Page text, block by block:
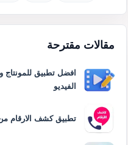
مقالات مقترحة
افضل تطبيق للمونتاج
الفيديو
تطبيق كشف الارقام